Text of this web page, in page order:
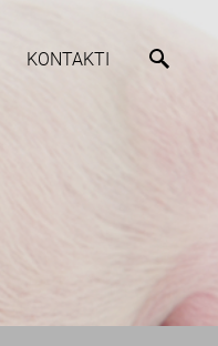
KONTAKTI